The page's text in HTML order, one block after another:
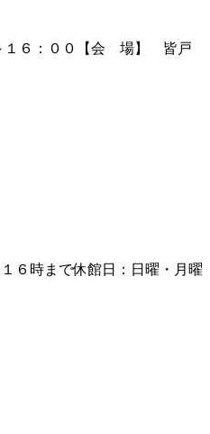
１６：００【会 場】 皆戸
時まで休館日：日曜・月曜